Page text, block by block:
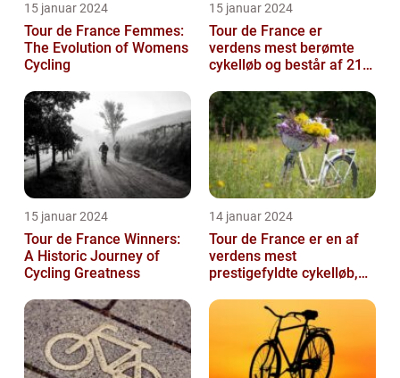
15 januar 2024
Tour de France Femmes:
The Evolution of Womens
Cycling
15 januar 2024
Tour de France er
verdens mest berømte
cykelløb og består af 21
15 januar 2024
Tour de France Winners:
A Historic Journey of
Cycling Greatness
14 januar 2024
Tour de France er en af
verdens mest
prestigefyldte cykelløb,
seere hver...